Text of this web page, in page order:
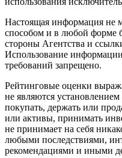
Настоящая информация не
способом и в любой форме
стороны Агентства и
Использование
требований запрещено.
Рейтинговые оценки
не являются
покупать, держать или
или активы, принимать
не принимает на себя
любыми последствиями,
рекомендациями и иными